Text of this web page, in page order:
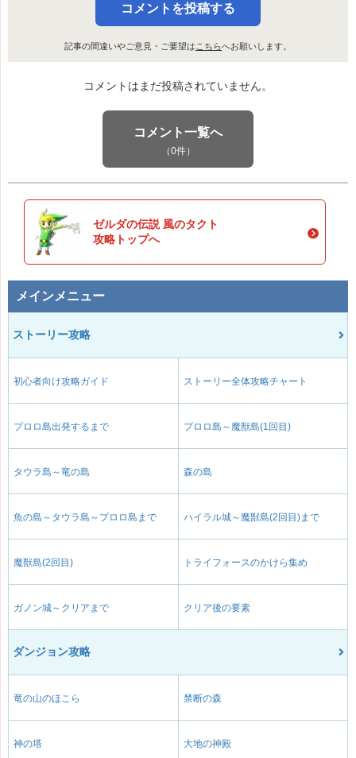
コメントを投稿する
記事の間違いやご意見・ご要望は こちらへお願いします。
コメントはまだ投稿されていません。
コメント一覧へ
（0件）
ゼルダの伝説 風のタクト
攻略トップへ
メインメニュー
ストーリー攻略
初心者向け攻略ガイド ストーリー全体攻略チャート
プロロ島出発するまで プロロ島～魔獣島(1回目)
タウラ島～竜の島 森の島
魚の島～タウラ島～プロロ島まで ハイラル城～魔獣島(2回目)まで
魔獣島(2回目) トライフォースのかけら集め
ガノン城～クリアまで クリア後の要素
ダンジョン攻略
竜の山のほこら 禁断の森
神の塔 大地の神殿